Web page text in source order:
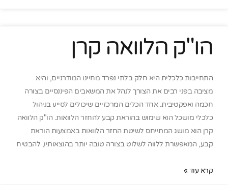
הו"ק הלוואה קרן
התחייבות כלכלית היא חלק בלתי נפרד מחיינו המודרניים, והיא
מציבה בפני רבים את הצורך לנהל את המשאבים הפיננסיים בצורה
חכמה ואפקטיבית. אחד הכלים המרכזיים שיכולים לסייע בניהול
כלכלי מושכל הוא שימוש בהוראת קבע להחזר הלוואות. הו"ק הלוואה
קרן הוא מושג המתייחס לשיטת החזר הלוואות באמצעות הוראת
קבע, המאפשרת ללווה לשלוט בצורה טובה יותר בהוצאותיו, להבטיח
קרא עוד »